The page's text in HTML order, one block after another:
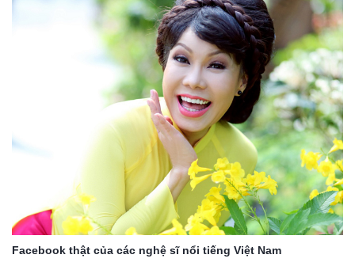
Facebook thật của các nghệ sĩ nổi tiếng Việt Nam